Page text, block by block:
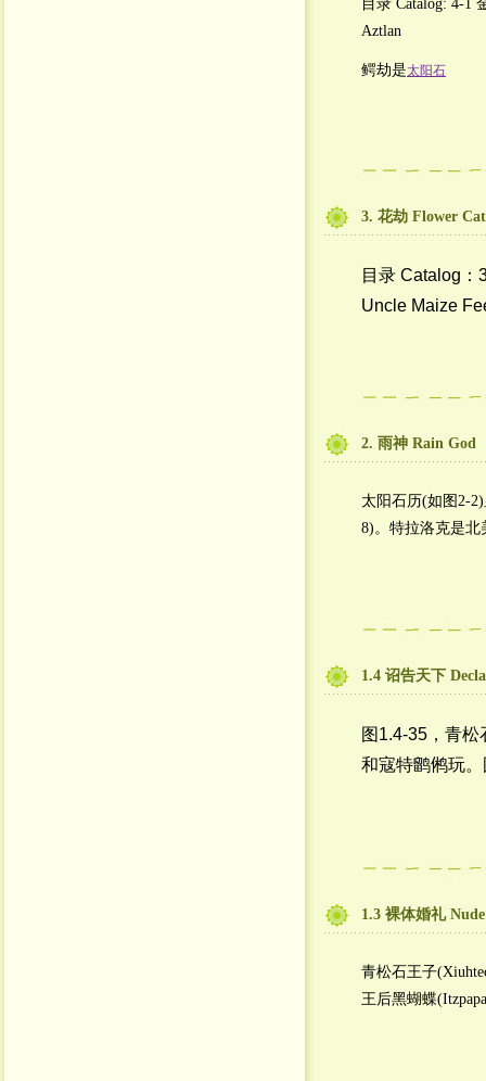
目录 Catalog: 4-1
Aztlan
鳄劫是太阳石
3. 花劫 Flower
目录 Catalog
Uncle Maize
2. 雨神 Rain God
太阳石历(如图2-
8)。特拉洛克是
1.4 诏告天下
图1.4-35，青
和寇特鹠鸺玩
1.3 裸体婚礼
青松石王子
王后黑蝴蝶